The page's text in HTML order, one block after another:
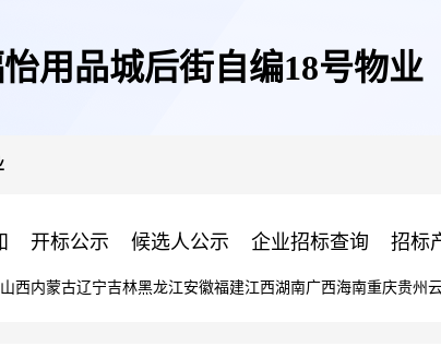
用品城后街自编18号物业
开标公示 候选人公示 企业招标查询 招标
山西内蒙古辽宁吉林黑龙江安徽福建江西湖南广西海南重庆贵州